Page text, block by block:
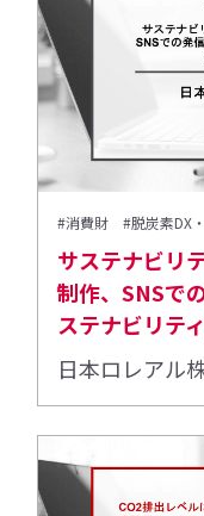
#消費財 #脱炭素DX
サステナビリ
制作、SNSで
ステナビリテ
日本ロレアル